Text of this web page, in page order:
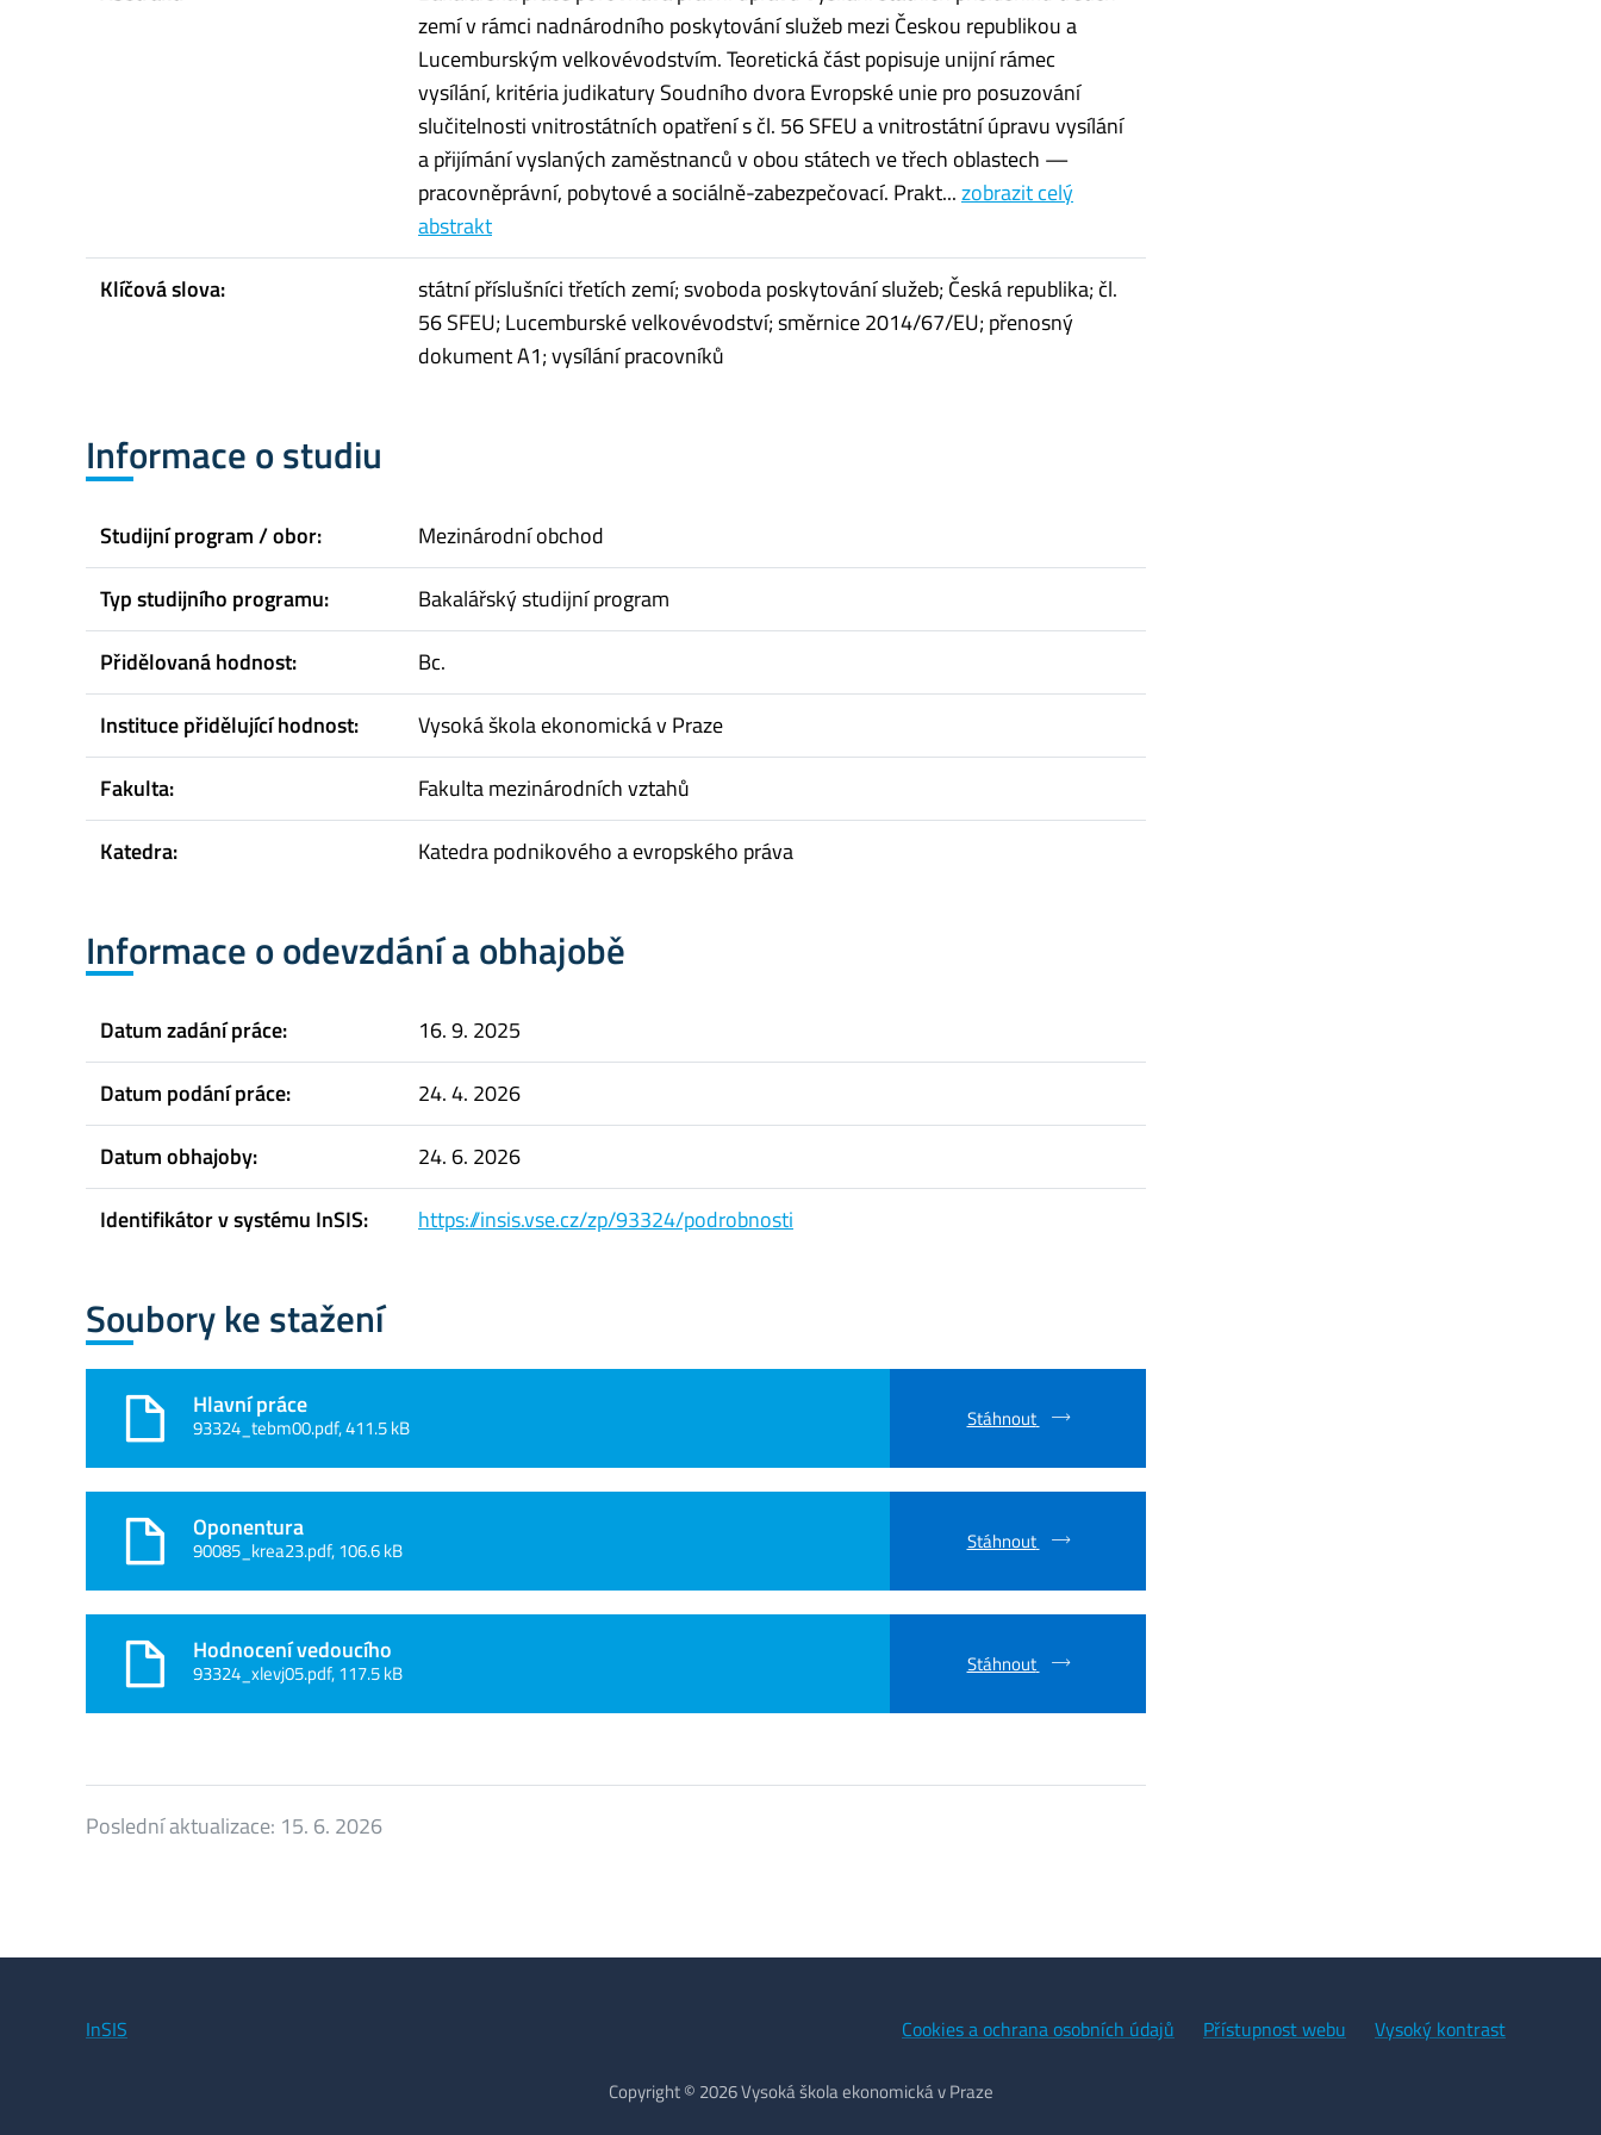
zemí v rámci nadnárodního poskytování služeb mezi Českou republikou a
Lucemburským velkovévodstvím. Teoretická část popisuje unijní rámec
vysílání, kritéria judikatury Soudního dvora Evropské unie pro posuzování
slučitelnosti vnitrostátních opatření s čl. 56 SFEU a vnitrostátní úpravu vysílání
a přijímání vyslaných zaměstnanců v obou státech ve třech oblastech —
pracovněprávní, pobytové a sociálně-zabezpečovací. Prakt...zobrazit celý
abstrakt
Klíčová slova:
státní příslušníci třetích zemí; svoboda poskytování služeb; Česká republika; čl.
56 SFEU; Lucemburské velkovévodství; směrnice 2014/67/EU; přenosný
dokument A1; vysílání pracovníků
Informace o studiu
Studijní program / obor:
Mezinárodní obchod
Typ studijního programu:
Bakalářský studijní program
Přidělovaná hodnost:
Bc.
Instituce přidělující hodnost:
Vysoká škola ekonomická v Praze
Fakulta:
Fakulta mezinárodních vztahů
Katedra:
Katedra podnikového a evropského práva
Informace o odevzdání a obhajobě
Datum zadání práce:
16. 9. 2025
Datum podání práce:
24. 4. 2026
Datum obhajoby:
24. 6. 2026
Identifikátor v systému InSIS:
https://insis.vse.cz/zp/93324/podrobnosti
Soubory ke stažení
Hlavní práce
93324_tebm00.pdf, 411.5 kB Stáhnout
Oponentura
90085_krea23.pdf, 106.6 kB Stáhnout
Hodnocení vedoucího
93324_xlevj05.pdf, 117.5 kB Stáhnout
Poslední aktualizace: 15. 6. 2026
InSIS Cookies a ochrana osobních údajů Přístupnost webu Vysoký kontrast
Copyright © 2026 Vysoká škola ekonomická v Praze